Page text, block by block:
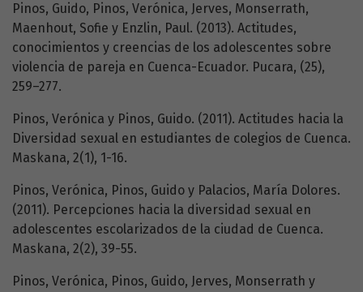
Pinos, Guido, Pinos, Verónica, Jerves, Monserrath,
Maenhout, Sofie y Enzlin, Paul. (2013). Actitudes,
conocimientos y creencias de los adolescentes sobre
violencia de pareja en Cuenca-Ecuador. Pucara, (25),
259–277.
Pinos, Verónica y Pinos, Guido. (2011). Actitudes hacia la
Diversidad sexual en estudiantes de colegios de Cuenca.
Maskana, 2(1), 1-16.
Pinos, Verónica, Pinos, Guido y Palacios, María Dolores.
(2011). Percepciones hacia la diversidad sexual en
adolescentes escolarizados de la ciudad de Cuenca.
Maskana, 2(2), 39-55.
Pinos, Verónica, Pinos, Guido, Jerves, Monserrath y